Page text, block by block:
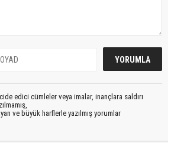
edici cümleler veya imalar, inançlara saldırı
ve büyük harflerle yazılmış yorumlar